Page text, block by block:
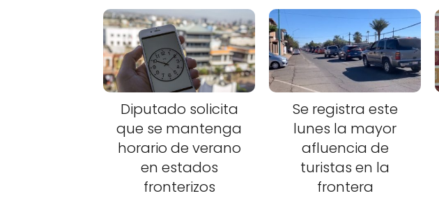
Diputado solicita
que se mantenga
horario de verano
en estados
fronterizos
Se registra este
lunes la mayor
afluencia de
turistas en la
frontera